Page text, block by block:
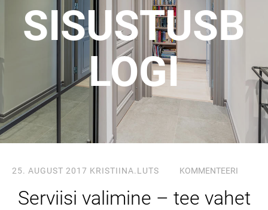
SISUSTUSB
LOGI
25. AUGUST 2017 KRISTIINA.LUTS KOMMENTEERI
Serviisi valimine – tee vahet